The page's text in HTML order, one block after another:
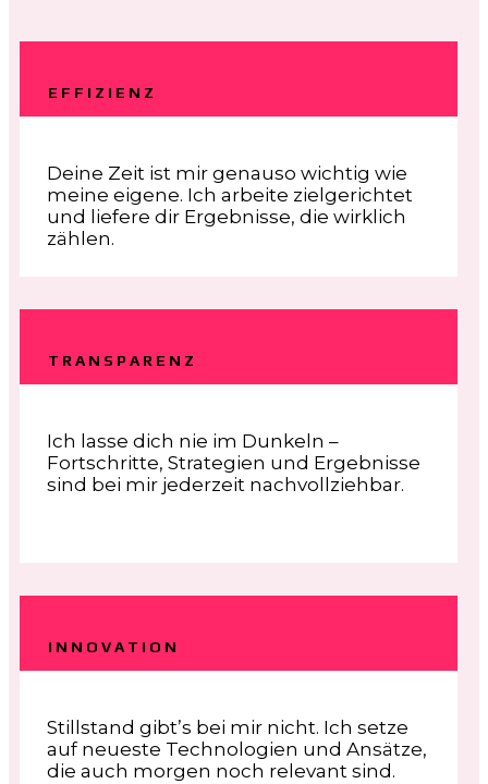
EFFIZIENZ
Deine Zeit ist mir genauso wichtig wie
meine eigene. Ich arbeite zielgerichtet
und liefere dir Ergebnisse, die wirklich
zählen.
TRANSPARENZ
Ich lasse dich nie im Dunkeln –
Fortschritte, Strategien und Ergebnisse
sind bei mir jederzeit nachvollziehbar.
INNOVATION
Stillstand gibt’s bei mir nicht. Ich setze
auf neueste Technologien und Ansätze,
die auch morgen noch relevant sind.